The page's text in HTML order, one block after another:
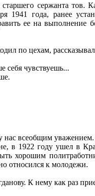
сержанта тов.
1941 года, ранее
ее на
по цехам,
себя чувствуешь...
всеобщим
в 1922 году ушел в
хорошим
относился к молодежи.
К нему как раз